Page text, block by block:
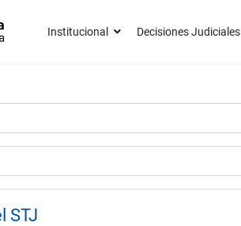
Institucional Decisiones Judiciales
STJ